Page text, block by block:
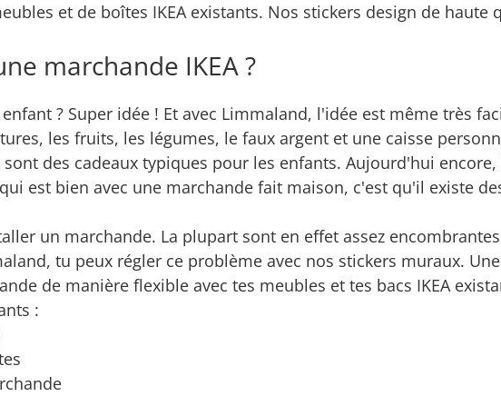
et de boîtes IKEA existants. Nos stickers design de
marchande IKEA ?
? Super idée ! Et avec Limmaland, l'idée est même très
les fruits, les légumes, le faux argent et une caisse
des cadeaux typiques pour les enfants. Aujourd'hui
est bien avec une marchande fait maison, c'est qu'il existe
un marchande. La plupart sont en effet assez
tu peux régler ce problème avec nos stickers muraux.
de manière flexible avec tes meubles et tes bacs IKEA
: